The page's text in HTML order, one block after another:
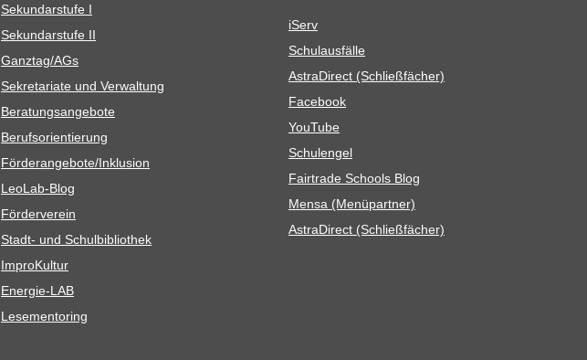
Sekun­dar­stufe I
Sekun­dar­stufe II
Ganztag/​​AGs
Sekre­ta­riate und Verwaltung
Bera­tungs­an­ge­bote
Berufs­ori­en­tie­rung
Förderangebote/​​Inklusion
Leo­Lab-Blog
För­der­ver­ein
Stadt- und Schulbibliothek
Impro­Kul­tur
Ener­­gie-LAB
Lese­men­to­ring
iServ
Schul­aus­fälle
Astra­Di­rect (Schließ­fä­cher)
Face­book
You­Tube
Schul­en­gel
Fair­trade Schools Blog
Mensa (Menü­part­ner)
Astra­Di­rect (Schließ­fä­cher)